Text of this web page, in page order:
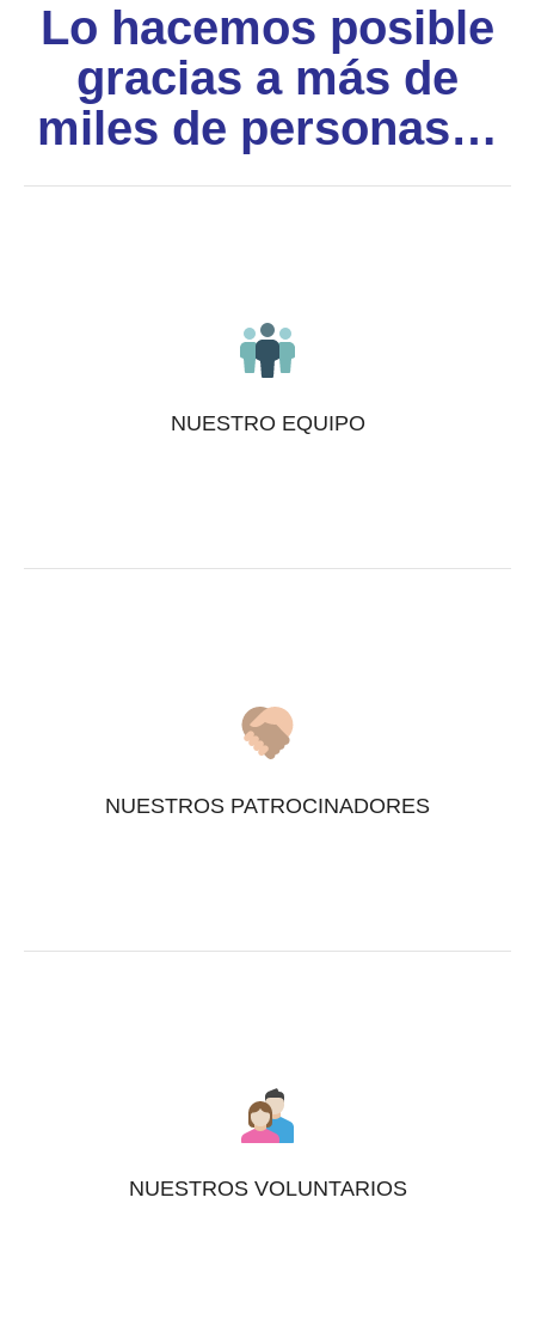
Lo hacemos posible
gracias a más de
miles de personas…
NUESTRO EQUIPO
NUESTROS PATROCINADORES
NUESTROS VOLUNTARIOS